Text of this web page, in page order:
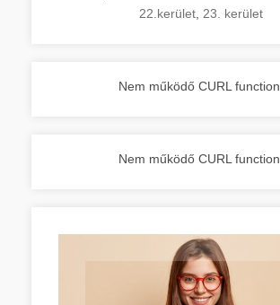
22.kerület 23. kerület
Nem működő CURL function.
Nem működő CURL function.